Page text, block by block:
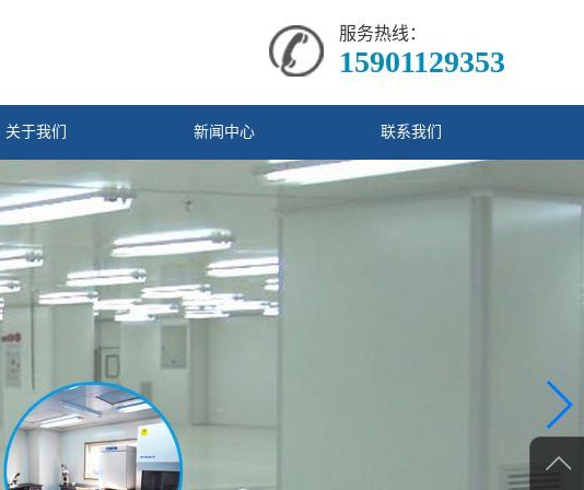
服务热线：
15901129353
关于我们 新闻中心 联系我们